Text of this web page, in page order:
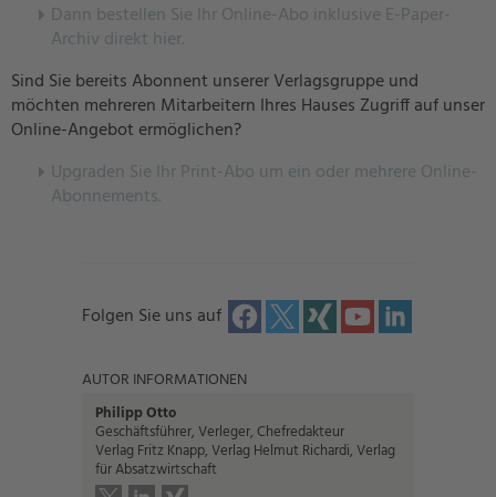
Dann bestellen Sie Ihr Online-Abo inklusive E-Paper-
Archiv direkt hier.
Sind Sie bereits Abonnent unserer Verlagsgruppe und
möchten mehreren Mitarbeitern Ihres Hauses Zugriff auf unser
Online-Angebot ermöglichen?
Upgraden Sie Ihr Print-Abo um ein oder mehrere Online-
Abonnements.
Folgen Sie uns auf
AUTOR INFORMATIONEN
Philipp Otto
Geschäftsführer, Verleger, Chefredakteur
Verlag Fritz Knapp, Verlag Helmut Richardi, Verlag
für Absatzwirtschaft